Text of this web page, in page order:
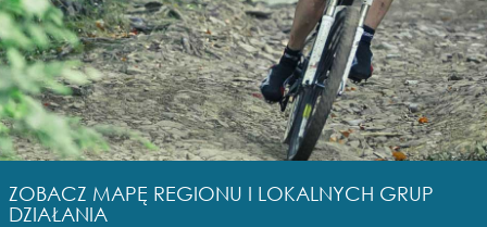
ZOBACZ MAPĘ REGIONU I LOKALNYCH GRUP
DZIAŁANIA